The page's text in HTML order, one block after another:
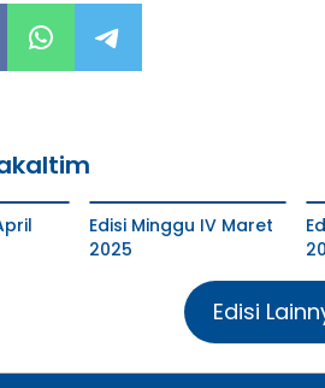
Edisi Minggu IV Maret
2025
Edisi